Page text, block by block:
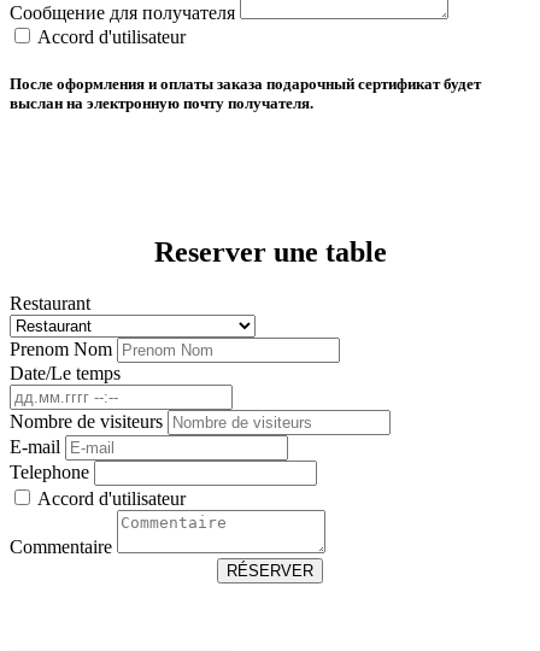
Сообщение для получателя
Accord d'utilisateur
После оформления и оплаты заказа подарочный сертификат будет
выслан на электронную почту получателя.
Reserver une table
Restaurant
Prenom Nom
Date/Le temps
Nombre de visiteurs
E-mail
Telephone
Accord d'utilisateur
Commentaire
RÉSERVER